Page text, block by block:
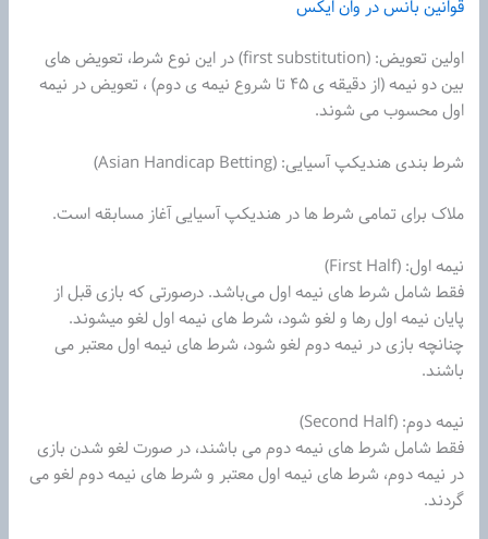
قوانین بانس در وان ایکس
اولین تعویض: (first substitution) در این نوع شرط، تعویض های
بین دو نیمه (از دقیقه ی ۴۵ تا شروع نیمه ی دوم) ، تعویض در نیمه
اول محسوب می شوند.
شرط‌ بندی هندیکپ آسیایی: (Asian Handicap Betting)
ملاک برای تمامی‌ شرط ها در هندیکپ آسیایی آغاز مسابقه است.
نیمه اول: (First Half)
فقط شامل شرط های نیمه اول می‌باشد. درصورتی که بازی‌ قبل از
پایان نیمه اول رها و لغو شود، شرط های نیمه اول لغو میشوند.
چنانچه بازی‌ در نیمه دوم لغو شود، شرط های نیمه اول معتبر می
باشند.
نیمه دوم: (Second Half)
فقط شامل شرط های نیمه دوم می باشند، در صورت لغو شدن بازی‌
در نیمه دوم، شرط های نیمه اول معتبر و شرط های نیمه دوم لغو می
گردند.